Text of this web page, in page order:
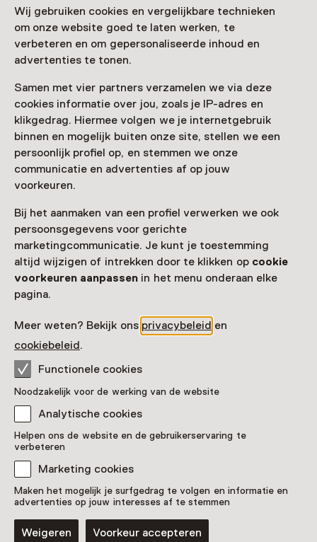
Wij gebruiken cookies en vergelijkbare technieken
om onze website goed te laten werken, te
verbeteren en om gepersonaliseerde inhoud en
advertenties te tonen.
Samen met vier partners verzamelen we via deze
cookies informatie over jou, zoals je IP-adres en
klikgedrag. Hiermee volgen we je internetgebruik
binnen en mogelijk buiten onze site, stellen we een
persoonlijk profiel op, en stemmen we onze
communicatie en advertenties af op jouw
voorkeuren.
Bij het aanmaken van een profiel verwerken we ook
persoonsgegevens voor gerichte
marketingcommunicatie. Je kunt je toestemming
altijd wijzigen of intrekken door te klikken op cookie
voorkeuren aanpassen in het menu onderaan elke
pagina.
Meer weten? Bekijk ons privacybeleid en
cookiebeleid.
Functionele cookies
Noodzakelijk voor de werking van de website
Analytische cookies
Helpen ons de website en de gebruikerservaring te
verbeteren
Marketing cookies
Maken het mogelijk je surfgedrag te volgen en informatie en
advertenties op jouw interesses af te stemmen
Weigeren Voorkeur accepteren
Laad meer
Nog meer ontdekken
De heilige Rita
Pronkstuk